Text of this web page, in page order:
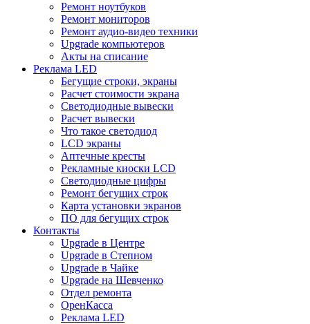
Ремонт ноутбуков
Ремонт мониторов
Ремонт аудио-видео техники
Upgrade компьютеров
Акты на списание
Реклама LED
Бегущие строки, экраны
Расчет стоимости экрана
Светодиодные вывески
Расчет вывески
Что такое светодиод
LCD экраны
Аптечные кресты
Рекламные киоски LCD
Светодиодные цифры
Ремонт бегущих строк
Карта установки экранов
ПО для бегущих строк
Контакты
Upgrade в Центре
Upgrade в Степном
Upgrade в Чайке
Upgrade на Шевченко
Отдел ремонта
ОренКасса
Реклама LED